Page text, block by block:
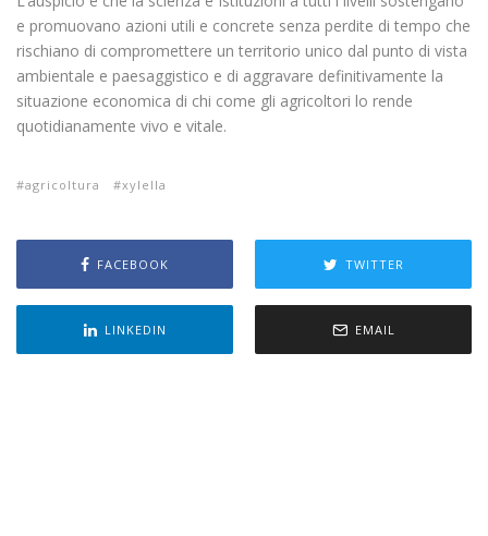
e promuovano azioni utili e concrete senza perdite di tempo che
rischiano di compromettere un territorio unico dal punto di vista
ambientale e paesaggistico e di aggravare definitivamente la
situazione economica di chi come gli agricoltori lo rende
quotidianamente vivo e vitale.
agricoltura xylella
FACEBOOK TWITTER
LINKEDIN EMAIL